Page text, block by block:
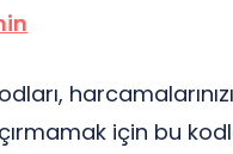
için bu